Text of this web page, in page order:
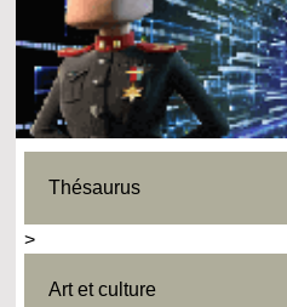
Thésaurus
>
Art et culture